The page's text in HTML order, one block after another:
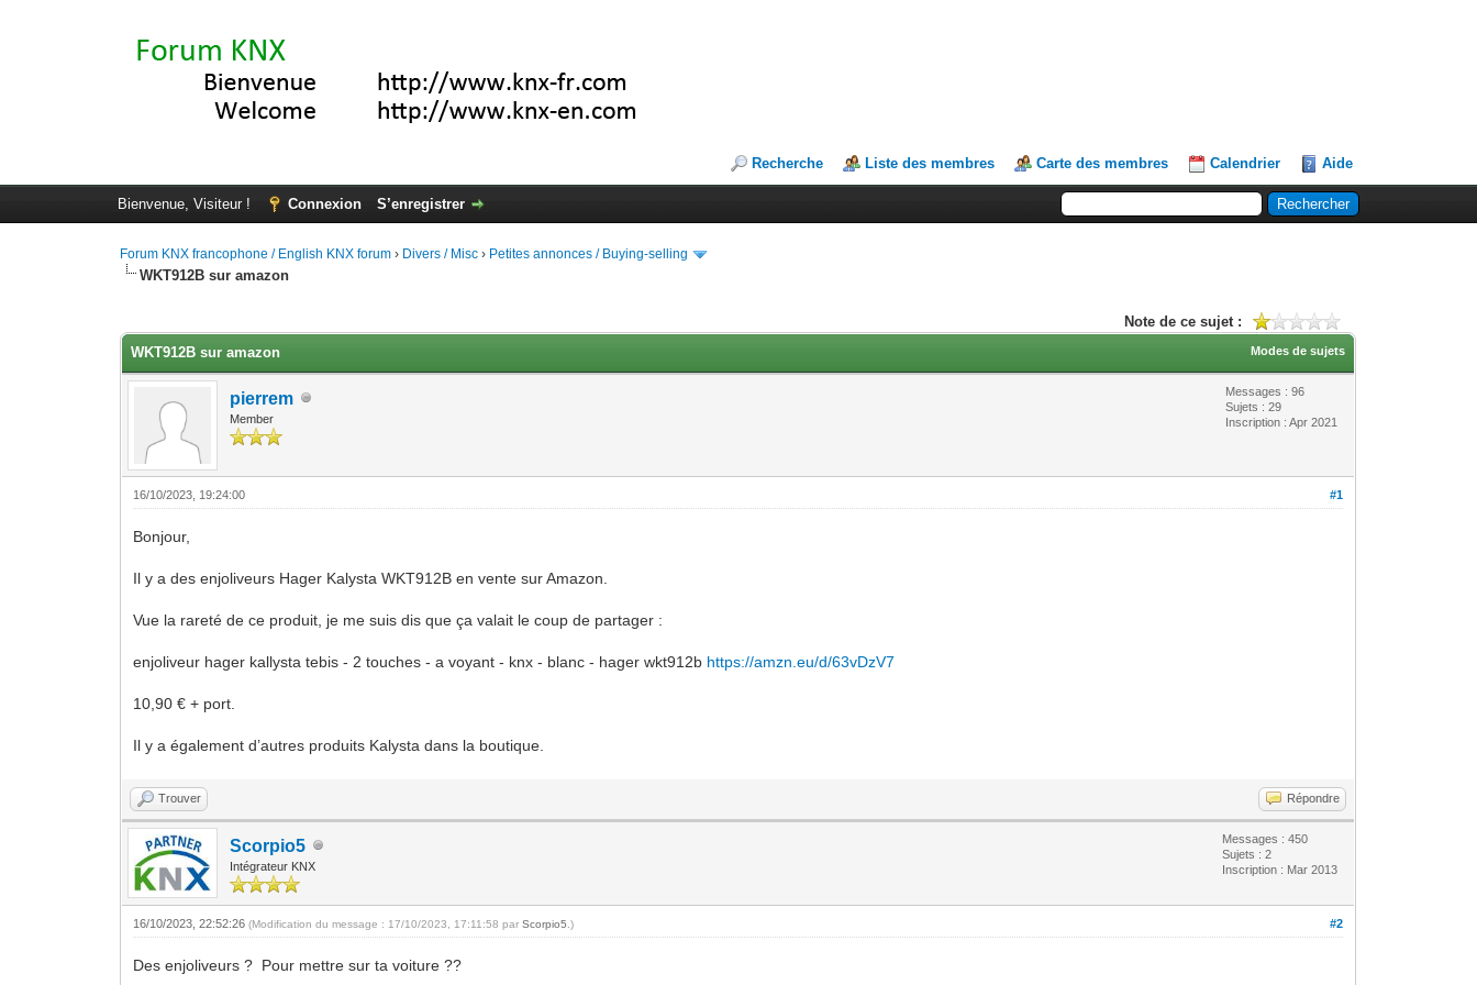
Recherche Liste des membres Carte des membres Calendrier Aide
Bienvenue, Visiteur ! Connexion S’enregistrer
Forum KNX francophone / English KNX forum › Divers / Misc › Petites annonces / Buying-selling
WKT912B sur amazon
Note de ce sujet :
Modes de sujets
WKT912B sur amazon
pierrem
Member
Messages : 96
Sujets : 29
Inscription : Apr 2021
#1
16/10/2023, 19:24:00
Bonjour,
Il y a des enjoliveurs Hager Kalysta WKT912B en vente sur Amazon.
Vue la rareté de ce produit, je me suis dis que ça valait le coup de partager :
enjoliveur hager kallysta tebis - 2 touches - a voyant - knx - blanc - hager wkt912b https://amzn.eu/d/63vDzV7
10,90 € + port.
Il y a également d’autres produits Kalysta dans la boutique.
Trouver Répondre
Scorpio5
Intégrateur KNX
Messages : 450
Sujets : 2
Inscription : Mar 2013
#2
16/10/2023, 22:52:26(Modification du message : 17/10/2023, 17:11:58 parScorpio5 .)
Des enjoliveurs ? Pour mettre sur ta voiture ??